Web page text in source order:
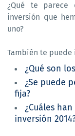
¿Qué te
inversión que
uno?
También te puede
¿Qué son
¿Se puede
fija?
¿Cuáles
inversión